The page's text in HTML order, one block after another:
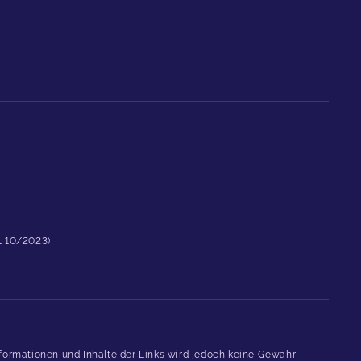
10/2023)
und Inhalte der Links wird jedoch keine Gewähr